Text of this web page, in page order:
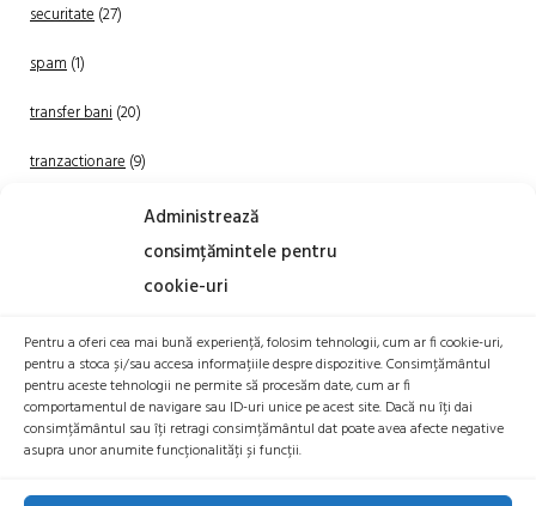
Administrează
consimțămintele pentru
cookie-uri
Pentru a oferi cea mai bună experiență, folosim tehnologii, cum ar fi cookie-uri,
pentru a stoca și/sau accesa informațiile despre dispozitive. Consimțământul
pentru aceste tehnologii ne permite să procesăm date, cum ar fi
comportamentul de navigare sau ID-uri unice pe acest site. Dacă nu îți dai
consimțământul sau îți retragi consimțământul dat poate avea afecte negative
asupra unor anumite funcționalități și funcții.
securitate(27)
spam(1)
transfer bani(20)
tranzactionare(9)
(20)
TRANZACTIONEAZA